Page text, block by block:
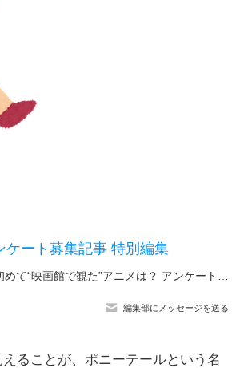
ケート募集記事 特別編集
編集部にメッセージを送る
ることが、ポニーテールという名